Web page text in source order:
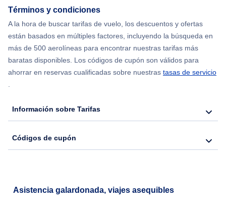
Términos y condiciones
A la hora de buscar tarifas de vuelo, los descuentos y ofertas
están basados en múltiples factores, incluyendo la búsqueda en
más de 500 aerolíneas para encontrar nuestras tarifas más
baratas disponibles. Los códigos de cupón son válidos para
ahorrar en reservas cualificadas sobre nuestras tasas de servicio
.
Información sobre Tarifas
Códigos de cupón
Asistencia galardonada, viajes asequibles